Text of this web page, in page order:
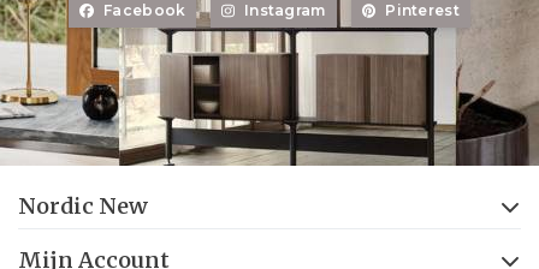
Facebook Instagram Pinterest
Nordic New
Mijn Account